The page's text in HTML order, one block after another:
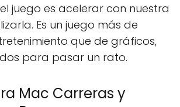
juego es acelerar con nuestra
Es un juego más de
que de gráficos,
para pasar un rato.
Mac Carreras y